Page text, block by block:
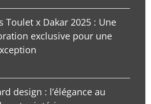
Toulet x Dakar 2025 : Une
exclusive pour une
design : l’élégance au